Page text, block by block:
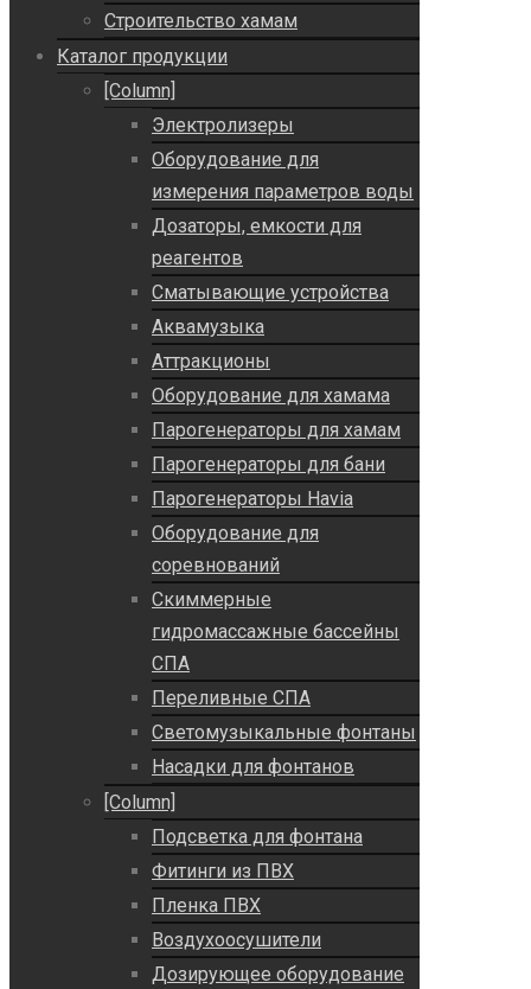
Строительство хамам
Каталог продукции
[Column]
Электролизеры
Оборудование для
измерения параметров воды
Дозаторы, емкости для
реагентов
Сматывающие устройства
Аквамузыка
Аттракционы
Оборудование для хамама
Парогенераторы для хамам
Парогенераторы для бани
Парогенераторы Havia
Оборудование для
соревнований
Скиммерные
гидромассажные бассейны
СПА
Переливные СПА
Светомузыкальные фонтаны
Насадки для фонтанов
[Column]
Подсветка для фонтана
Фитинги из ПВХ
Пленка ПВХ
Воздухоосушители
Дозирующее оборудование